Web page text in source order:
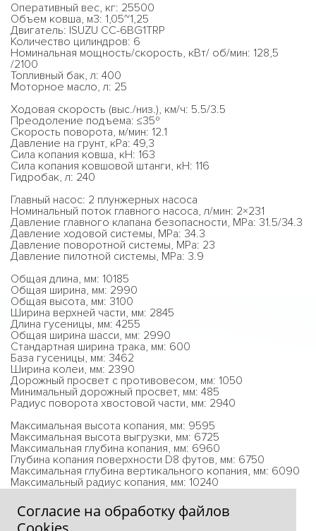
Оперативный вес, кг: 25500
Объем ковша, м3: 1,05~1,25
Двигатель: ISUZU CC-6BG1TRP
Количество цилиндров: 6
Номинальная мощность/скорость, кВт/ об/мин: 128,5
/2100
Топливный бак, л: 400
Моторное масло, л: 25
Ходовая скорость (выс./низ.), км/ч: 5.5/3.5
Преодоление подъема: ≤35º
Скорость поворота, м/мин: 12.1
Давление на грунт, кPa: 49,3
Сила копания ковша, кН: 163
Сила копания ковшовой штанги, кН: 116
Гидробак, л: 240
Главный насос: 2 плунжерных насоса
Номинальный поток главного насоса, л/мин: 2×231
Давление главного клапана безопасности, MPa: 31.5/34.3
Давление ходовой системы, MPa: 34.3
Давление поворотной системы, MPa: 23
Давление пилотной системы, MPa: 3.9
Общая длина, мм: 10185
Общая ширина, мм: 2990
Общая высота, мм: 3100
Ширина верхней части, мм: 2845
Длина гусеницы, мм: 4255
Общая ширина шасси, мм: 2990
Стандартная ширина трака, мм: 600
База гусеницы, мм: 3462
Ширина колеи, мм: 2390
Дорожный просвет с противовесом, мм: 1050
Минимальный дорожный просвет, мм: 485
Радиус поворота хвостовой части, мм: 2940
Максимальная высота копания, мм: 9595
Максимальная высота выгрузки, мм: 6725
Максимальная глубина копания, мм: 6960
Глубина копания поверхности D8 футов, мм: 6750
Максимальная глубина вертикального копания, мм: 6090
Максимальный радиус копания, мм: 10240
Согласие на обработку файлов